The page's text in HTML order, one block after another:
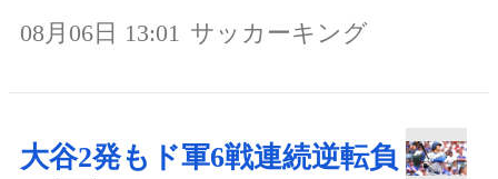
08月06日 13:01 サッカーキング
大谷2発もド軍6戦連続逆転負